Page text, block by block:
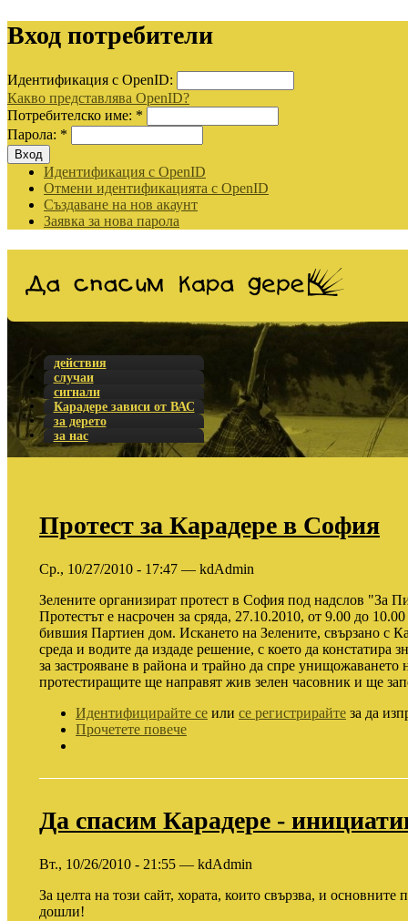
Вход потребители
Идентификация с OpenID:
Какво представлява OpenID?
Потребителско име: *
Парола: *
Идентификация с OpenID
Отмени идентификацията с OpenID
Създаване на нов акаунт
Заявка за нова парола
действия
случаи
сигнали
Карадере зависи от ВАС
за дерето
за нас
Протест за Карадере в София
Ср., 10/27/2010 - 17:47 — kdAdmin
Зелените организират протест в София под надслов "За
Протестът е насрочен за сряда, 27.10.2010, от 9.00 до
бившия Партиен дом. Искането на Зелените, свързано с
среда и водите да издаде решение, с което да констатира
за застрояване в района и трайно да спре унищожаването
протестиращите ще направят жив зелен часовник и ще
Идентифицирайте се или се регистрирайте за да
Прочетете повече
Да спасим Карадере -
Вт., 10/26/2010 - 21:55 — kdAdmin
За целта на този сайт, хората, които свързва, и основните
дошли!